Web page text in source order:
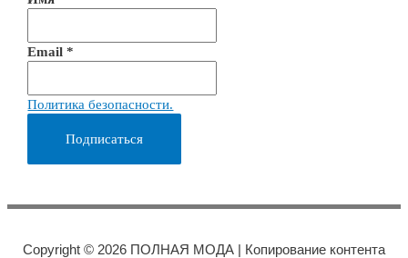
Email*
Политика безопасности.
Copyright © 2026 ПОЛНАЯ МОДА | Копирование контента